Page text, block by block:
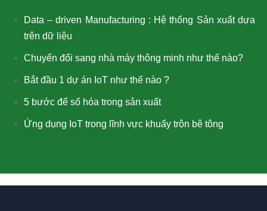
Data – driven Manufacturing : Hệ thống Sản xuất dựa
trên dữ liệu
Chuyển đổi sang nhà máy thông minh như thế nào?
Bắt đầu 1 dự án IoT như thế nào ?
5 bước để số hóa trong sản xuất
Ứng dụng IoT trong lĩnh vực khuấy trộn bê tông